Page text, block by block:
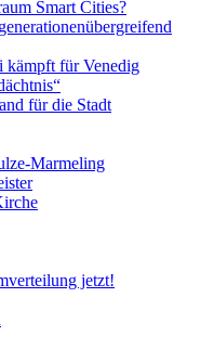
Smart Cities?
kämpft für Venedig
für die Stadt
Marmeling
jetzt!